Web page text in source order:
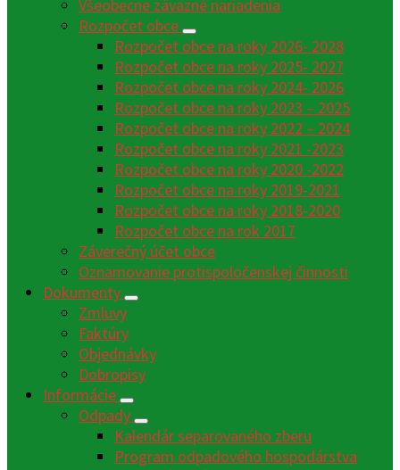
Všeobecne záväzné nariadenia
Rozpočet obce
Rozpočet obce na roky 2026- 2028
Rozpočet obce na roky 2025- 2027
Rozpočet obce na roky 2024- 2026
Rozpočet obce na roky 2023 – 2025
Rozpočet obce na roky 2022 – 2024
Rozpočet obce na roky 2021 -2023
Rozpočet obce na roky 2020 -2022
Rozpočet obce na roky 2019-2021
Rozpočet obce na roky 2018-2020
Rozpočet obce na rok 2017
Záverečný účet obce
Oznamovanie protispoločenskej činnosti
Dokumenty
Zmluvy
Faktúry
Objednávky
Dobropisy
Informácie
Odpady
Kalendár separovaného zberu
Program odpadového hospodárstva